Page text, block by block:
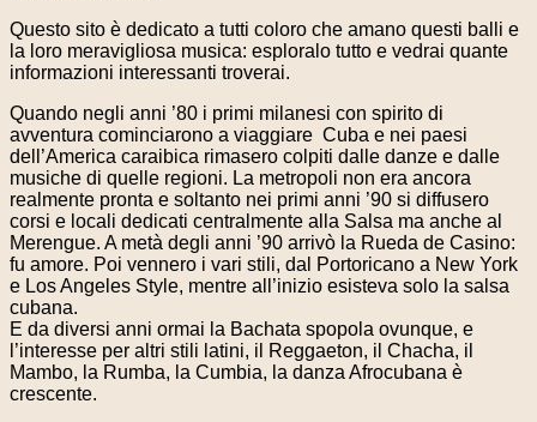
Questo sito è dedicato a tutti coloro che amano questi balli e
la loro meravigliosa musica: esploralo tutto e vedrai quante
informazioni interessanti troverai.
Quando negli anni ’80 i primi milanesi con spirito di
avventura cominciarono a viaggiare Cuba e nei paesi
dell’America caraibica rimasero colpiti dalle danze e dalle
musiche di quelle regioni. La metropoli non era ancora
realmente pronta e soltanto nei primi anni ’90 si diffusero
corsi e locali dedicati centralmente alla Salsa ma anche al
Merengue. A metà degli anni ’90 arrivò la Rueda de Casino:
fu amore. Poi vennero i vari stili, dal Portoricano a New York
e Los Angeles Style, mentre all’inizio esisteva solo la salsa
cubana.
E da diversi anni ormai la Bachata spopola ovunque, e
l’interesse per altri stili latini, il Reggaeton, il Chacha, il
Mambo, la Rumba, la Cumbia, la danza Afrocubana è
crescente.